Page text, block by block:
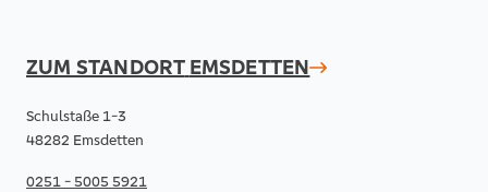
ZUM STANDORT EMSDETTEN
Schulstaße 1-3
48282 Emsdetten
0251 - 5005 5921